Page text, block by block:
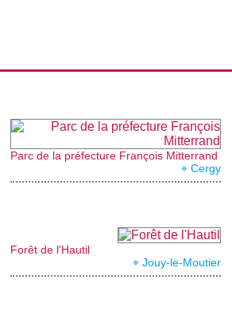
Parc de la préfecture François Mitterrand
⌖ Cergy
Forêt de l'Hautil
⌖ Jouy-le-Moutier